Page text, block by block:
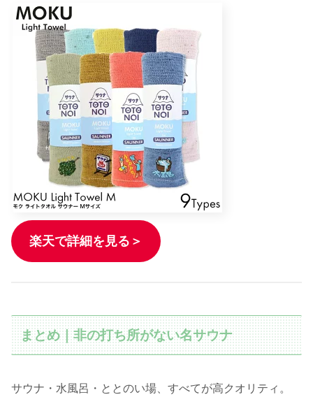
楽天で詳細を見る＞
まとめ｜非の打ち所がない名サウナ
サウナ・水風呂・ととのい場、すべてが高クオリティ。